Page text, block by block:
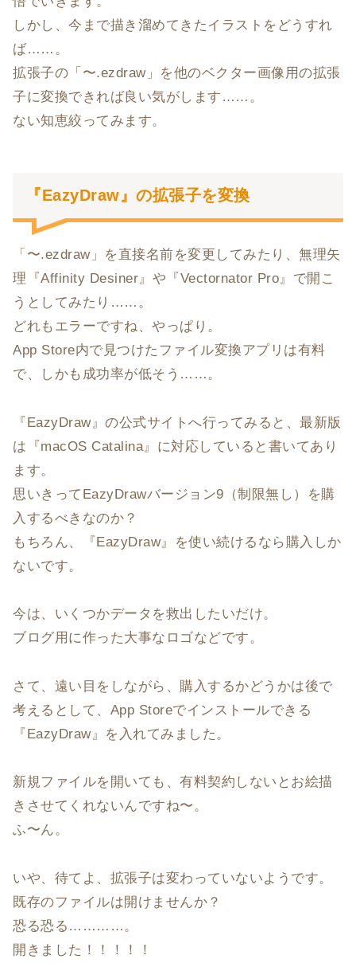
しかし、今まで描き溜めてきたイラストをどうすれ
ば……。
拡張子の「〜.ezdraw」を他のベクター画像用の拡張
子に変換できれば良い気がします……。
ない知恵絞ってみます。
『EazyDraw』の拡張子を変換
「〜.ezdraw」を直接名前を変更してみたり、無理矢
理『Affinity Desiner』や『Vectornator Pro』で開こ
うとしてみたり……。
どれもエラーですね、やっぱり。
App Store内で見つけたファイル変換アプリは有料
で、しかも成功率が低そう……。
『EazyDraw』の公式サイトへ行ってみると、最新版
は『macOS Catalina』に対応していると書いてあり
ます。
思いきってEazyDrawバージョン9（制限無し）を購
入するべきなのか？
もちろん、『EazyDraw』を使い続けるなら購入しか
ないです。
今は、いくつかデータを救出したいだけ。
ブログ用に作った大事なロゴなどです。
さて、遠い目をしながら、購入するかどうかは後で
考えるとして、App Storeでインストールできる
『EazyDraw』を入れてみました。
新規ファイルを開いても、有料契約しないとお絵描
きさせてくれないんですね〜。
ふ〜ん。
いや、待てよ、拡張子は変わっていないようです。
既存のファイルは開けませんか？
恐る恐る…………。
開きました！！！！！